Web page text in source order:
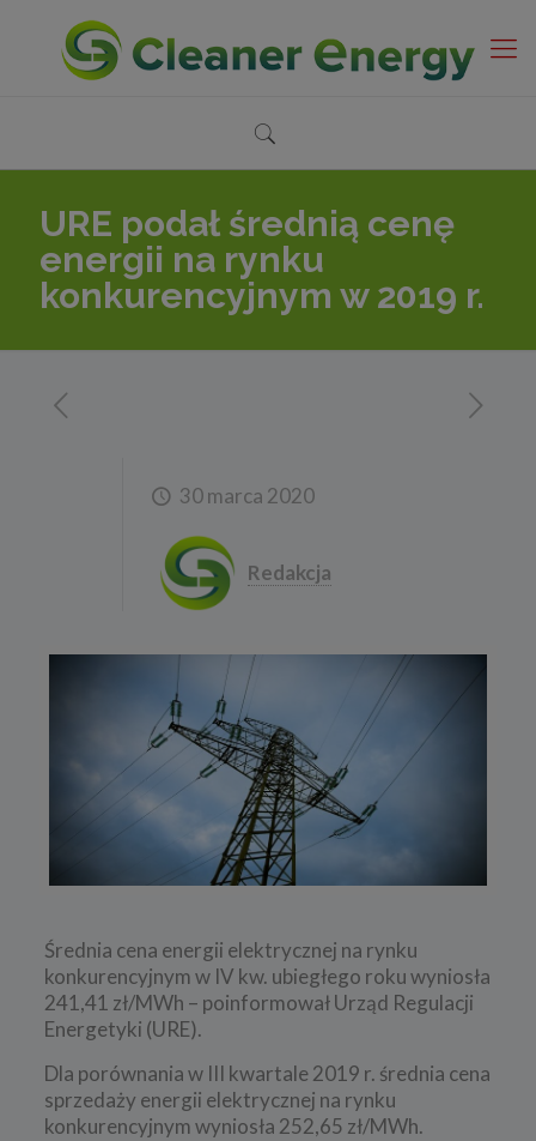
URE podał średnią cenę
energii na rynku
konkurencyjnym w 2019 r.
30 marca 2020
Redakcja
Średnia cena energii elektrycznej na rynku
konkurencyjnym w IV kw. ubiegłego roku wyniosła
241,41 zł/MWh – poinformował Urząd Regulacji
Energetyki (URE).
Dla porównania w III kwartale 2019 r. średnia cena
sprzedaży energii elektrycznej na rynku
konkurencyjnym wyniosła 252,65 zł/MWh.